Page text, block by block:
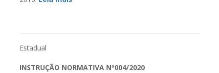
Estadual
INSTRUÇÃO NORMATIVA Nº004/2020